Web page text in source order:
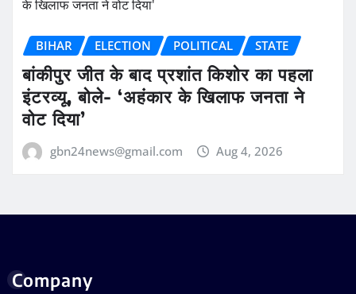
BIHAR ELECTION POLITICAL STATE
बांकीपुर जीत के बाद प्रशांत किशोर का पहला
इंटरव्यू, बोले- ‘अहंकार के खिलाफ जनता ने
वोट दिया’
gbn24news@gmail.com Aug 4, 2026
Company